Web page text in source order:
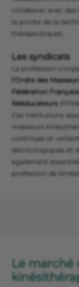
collaborer avec
la pointe de la
thérapeutiques.
Les syndicats
La profession
l'Ordre des
Fédération
Rééducateurs
Ces institutions
masseurs-
continues et
déontologiques et
également
profession de
Le marché